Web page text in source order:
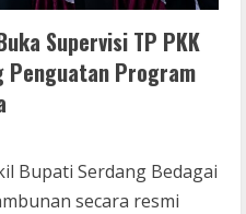
Supervisi TP PKK
Penguatan Program
Bupati Serdang Bedagai
secara resmi